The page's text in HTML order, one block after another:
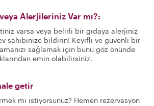
Alerjileriniz Var mı?:
varsa veya belirli bir gıdaya alerjiniz
sahibinize bildirin! Keyifli ve güvenli bir
sağlamak için bunu göz önünde
emin olabilirsiniz.
getir
mi istiyorsunuz? Hemen rezervasyon